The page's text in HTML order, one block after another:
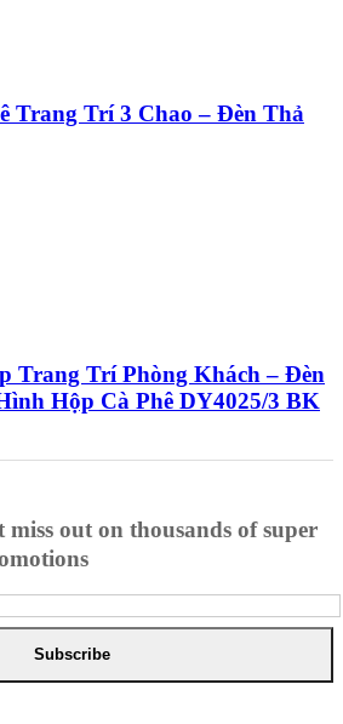
Trang Trí 3 Chao – Đèn Thả
Trang Trí Phòng Khách – Đèn
Hộp Cà Phê DY4025/3 BK
miss out on thousands of super
Subscribe